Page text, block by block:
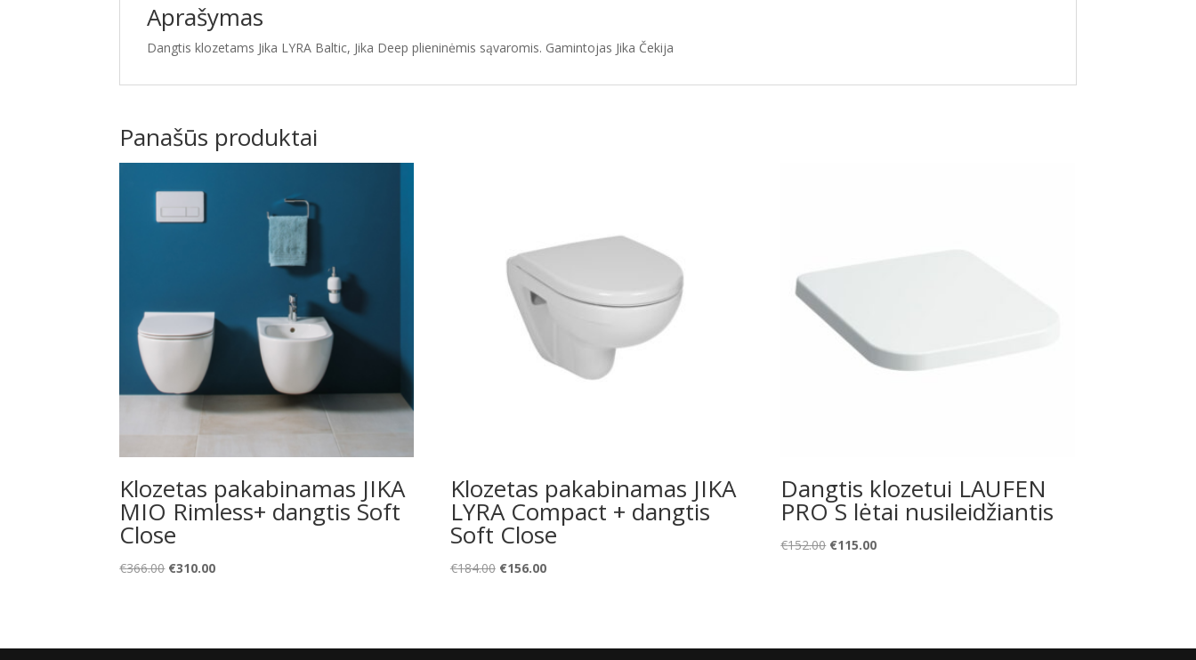
Aprašymas
Dangtis klozetams Jika LYRA Baltic, Jika Deep plieninėmis sąvaromis. Gamintojas Jika Čekija
Panašūs produktai
Klozetas pakabinamas JIKA
MIO Rimless+ dangtis Soft
Close
€366.00 Original
€310.00Current
Klozetas pakabinamas JIKA
LYRA Compact + dangtis
Soft Close
€184.00 Original
€156.00Current
Dangtis klozetui LAUFEN
PRO S lėtai nusileidžiantis
€152.00 Original
€115.00Current